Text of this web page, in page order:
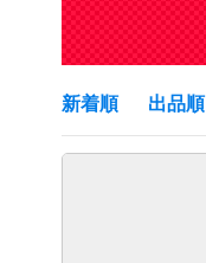
新着順 出品順